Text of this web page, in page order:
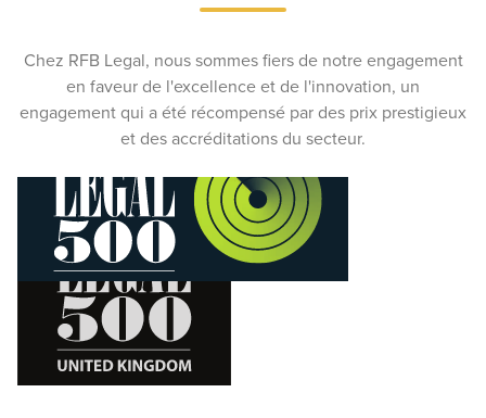
Chez RFB Legal, nous sommes fiers de notre engagement
en faveur de l'excellence et de l'innovation, un
engagement qui a été récompensé par des prix prestigieux
et des accréditations du secteur.